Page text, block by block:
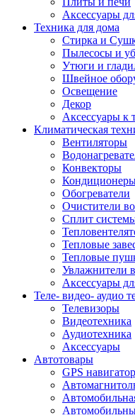
Аксессуары
Техника для дома
Стирка и
Пылесосы и
Утюги и
Швейное
Освещение
Декор
Аксессуары к
Климатическая
Вентиляторы
Конвекторы
Обогреватели
Очистители
Сплит
Тепловые
Тепловые
Увлажнители
Аксессуары
Теле- видео- аудио
Телевизоры
Видеотехника
Аудиотехника
Аксессуары
Автотовары
GPS